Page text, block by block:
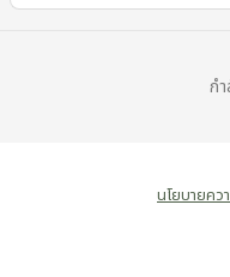
ก
นโยบายคว